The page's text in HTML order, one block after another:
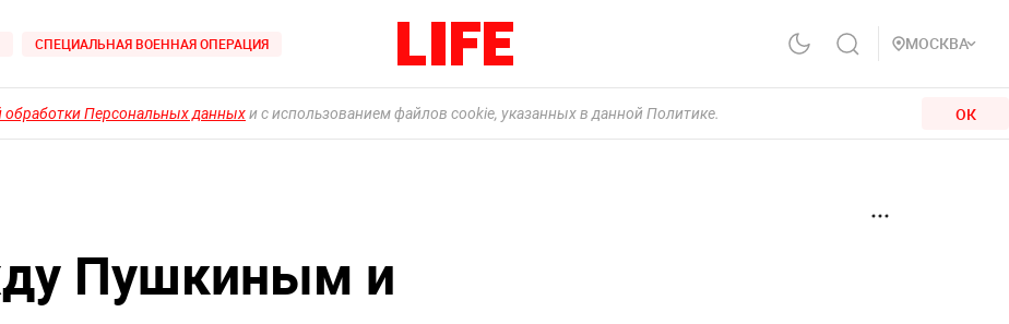
СПЕЦИАЛЬНАЯ ВОЕННАЯ ОПЕРАЦИЯ МОСКВА
обработки Персональных данныхи с использованием файлов cookie, указанных в данной Политике. ОК
Пушкиным и